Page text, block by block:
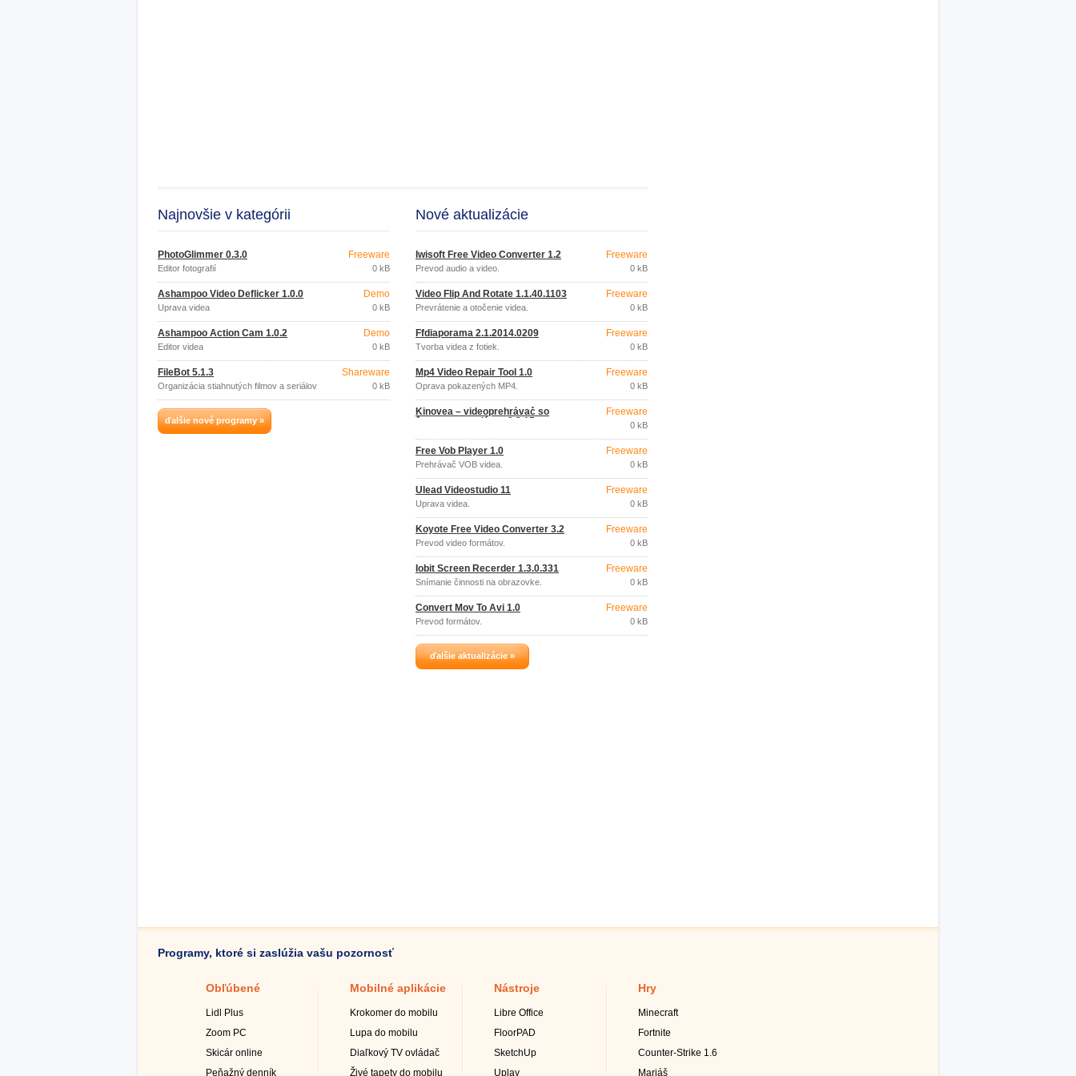
Najnovšie v kategórii
PhotoGlimmer 0.3.0
Editor fotografií
Freeware
0 kB
Ashampoo Video Deflicker 1.0.0
Úprava videa
Demo
0 kB
Ashampoo Action Cam 1.0.2
Editor videa
Demo
0 kB
FileBot 5.1.3
Organizácia stiahnutých filmov a seriálov
Shareware
0 kB
ďalšie nové programy »
Nové aktualizácie
Iwisoft Free Video Converter 1.2
Prevod audio a video.
Freeware
0 kB
Video Flip And Rotate 1.1.40.1103
Prevrátenie a otočenie videa.
Freeware
0 kB
Ffdiaporama 2.1.2014.0209
Tvorba videa z fotiek.
Freeware
0 kB
Mp4 Video Repair Tool 1.0
Oprava pokazených MP4.
Freeware
0 kB
Kinovea – videoprehrávač so
športovou analýzou 0.8.15
Freeware
0 kB
Free Vob Player 1.0
Prehrávač VOB videa.
Freeware
0 kB
Ulead Videostudio 11
Úprava videa.
Freeware
0 kB
Koyote Free Video Converter 3.2
Prevod video formátov.
Freeware
0 kB
Iobit Screen Recerder 1.3.0.331
Snímanie činnosti na obrazovke.
Freeware
0 kB
Convert Mov To Avi 1.0
Prevod formátov.
Freeware
0 kB
ďalšie aktualizácie »
Programy, ktoré si zaslúžia vašu pozornosť
Obľúbené
Lidl Plus
Zoom PC
Skicár online
Peňažný denník
Mobilné aplikácie
Krokomer do mobilu
Lupa do mobilu
Diaľkový TV ovládač
Živé tapety do mobilu
Nástroje
Libre Office
FloorPAD
SketchUp
Uplay
Hry
Minecraft
Fortnite
Counter-Strike 1.6
Mariáš